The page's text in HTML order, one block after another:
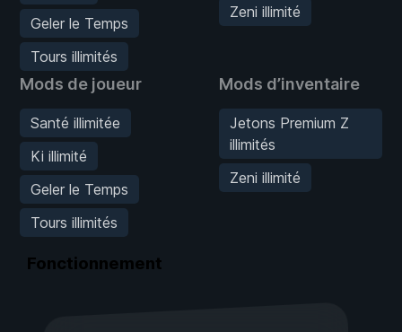
Geler le Temps
Tours illimités
Zeni illimité
Mods de joueur
Santé illimitée
Ki illimité
Geler le Temps
Tours illimités
Mods d’inventaire
Jetons Premium Z
illimités
Zeni illimité
Fonctionnement